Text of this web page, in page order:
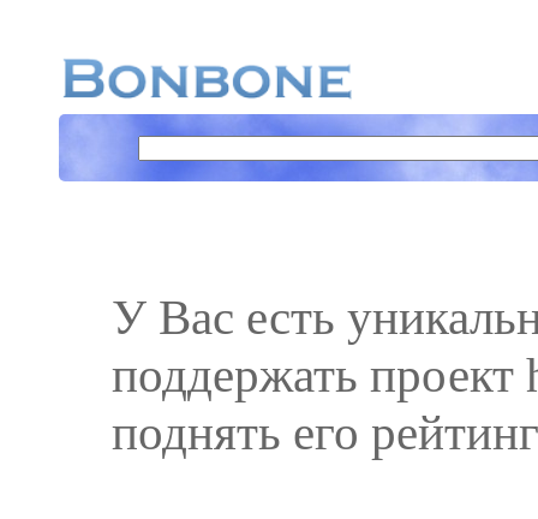
У Вас есть
поддержать
поднять его